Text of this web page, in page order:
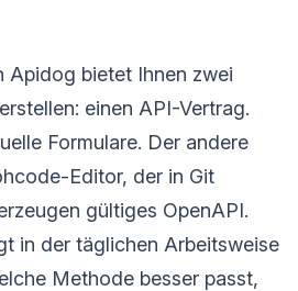
bietet Ihnen zwei
einen API-Vertrag.
Formulare. Der andere
Editor, der in Git
gültiges OpenAPI.
in der täglichen Arbeitsweise
Methode besser passt,